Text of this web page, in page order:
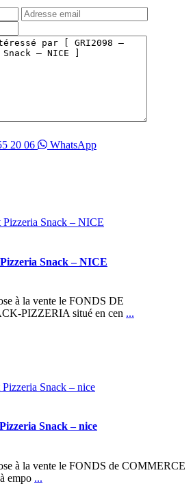
20 06 WhatsApp
Snack – NICE
à la vente le FONDS DE
PIZZERIA situé en cen ...
Snack – nice
à la vente le FONDS de COMMERCE
empo ...